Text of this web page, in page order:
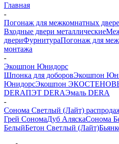
Главная
-
Погонаж для межкомнатных
Входные двери металлические
двериФурнитураПогонаж для
монтажа
-
Экошпон Юнидорс
Шпонка для доборовЭкошпон
ЮнидорсЭкошпон ЭКО
DERAПЭТ DERAЭмаль DERA
-
Сонома Светлый (Лайт)
Грей СономаДуб АляскаСонома
БелыйБетон Светлый (Лайт)